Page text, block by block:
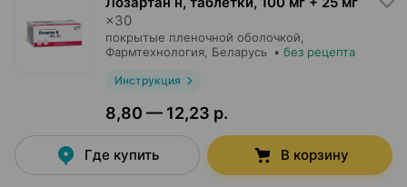
×30
покрытые пленочной оболочкой,
Фармтехнология , Беларусь • без рецепта
Инструкция
8,80 — 12,23 р.
Где купить В корзину